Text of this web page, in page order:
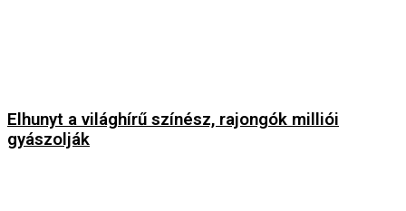
Elhunyt a világhírű színész, rajongók milliói
gyászolják